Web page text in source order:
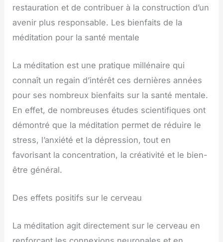
restauration et de contribuer à la construction d’un
avenir plus responsable. Les bienfaits de la
méditation pour la santé mentale
La méditation est une pratique millénaire qui
connaît un regain d’intérêt ces dernières années
pour ses nombreux bienfaits sur la santé mentale.
En effet, de nombreuses études scientifiques ont
démontré que la méditation permet de réduire le
stress, l’anxiété et la dépression, tout en
favorisant la concentration, la créativité et le bien-
être général.
Des effets positifs sur le cerveau
La méditation agit directement sur le cerveau en